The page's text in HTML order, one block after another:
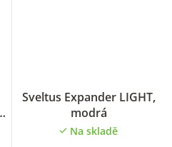
Sveltus Expander LIGHT,
modrá
Na skladě